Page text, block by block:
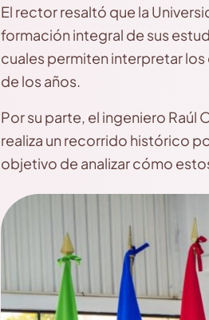
El rector resaltó que la
formación integral de sus
cuales permiten interpretar
de los años.
Por su parte, el ingeniero
realiza un recorrido histórico
objetivo de analizar cómo